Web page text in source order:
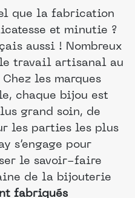
que la fabrication
et minutie ?
aussi ! Nombreux
travail artisanal au
les marques
chaque bijou est
grand soin, de
les parties les plus
s’engage pour
le savoir-faire
de la bijouterie
fabriqués